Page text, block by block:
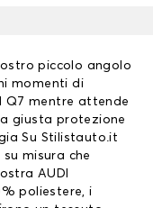
piccolo angolo
momenti di
Q7 mentre attende
giusta protezione
Su Stilistauto.it
misura che
AUDI
poliestere, i